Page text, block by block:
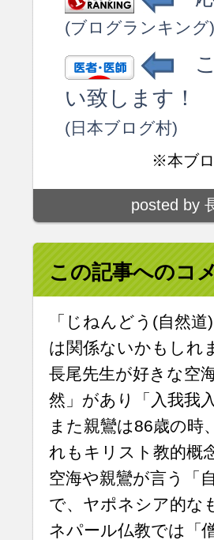
(ブログランキング)
こ
い致します！
(日本ブログ村)
※本ブ
posted by
この記事へのコ
「じねんどう(自然
は関係ないかもしれ
長尾先生が好きな空
然」があり「入我我
また親鸞は86歳の時
れもキリスト教的概
空海や親鸞が言う「
で、ヤポネシア的な
ネパール仏教では「